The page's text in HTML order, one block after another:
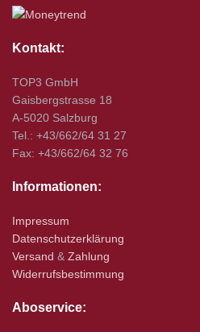
Kontakt:
TOP3 GmbH
Gaisbergstrasse 18
A-5020 Salzburg
Tel.: +43/662/64 31 27
Fax: +43/662/64 32 76
Informationen:
Impressum
Datenschutzerklärung
Versand & Zahlung
Widerrufsbestimmung
Aboservice: